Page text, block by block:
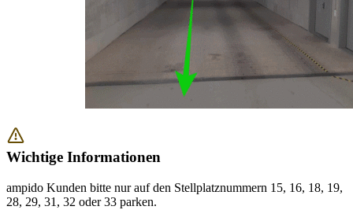
Wichtige Informationen
ampido Kunden bitte nur auf den Stellplatznummern 15, 16, 18, 19,
28, 29, 31, 32 oder 33 parken.